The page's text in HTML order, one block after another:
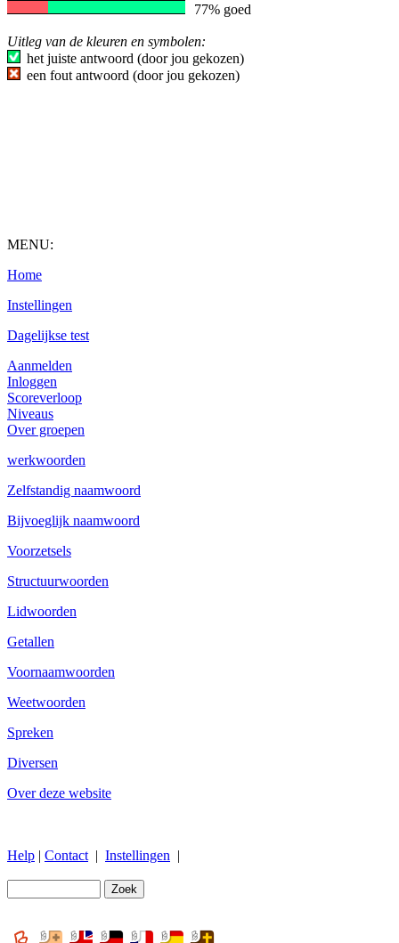
77% goed
Uitleg van de kleuren en symbolen:
het juiste antwoord (door jou gekozen)
een fout antwoord (door jou gekozen)
MENU:
Home
Instellingen
Dagelijkse test
Aanmelden
Inloggen
Scoreverloop
Niveaus
Over groepen
werkwoorden
Zelfstandig naamwoord
Bijvoeglijk naamwoord
Voorzetsels
Structuurwoorden
Lidwoorden
Getallen
Voornaamwoorden
Weetwoorden
Spreken
Diversen
Over deze website
Help | Contact | Instellingen |